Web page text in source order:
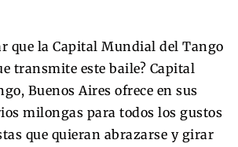
que la Capital Mundial del Tango
transmite este baile? Capital
Buenos Aires ofrece en sus
milongas para todos los gustos
que quieran abrazarse y girar